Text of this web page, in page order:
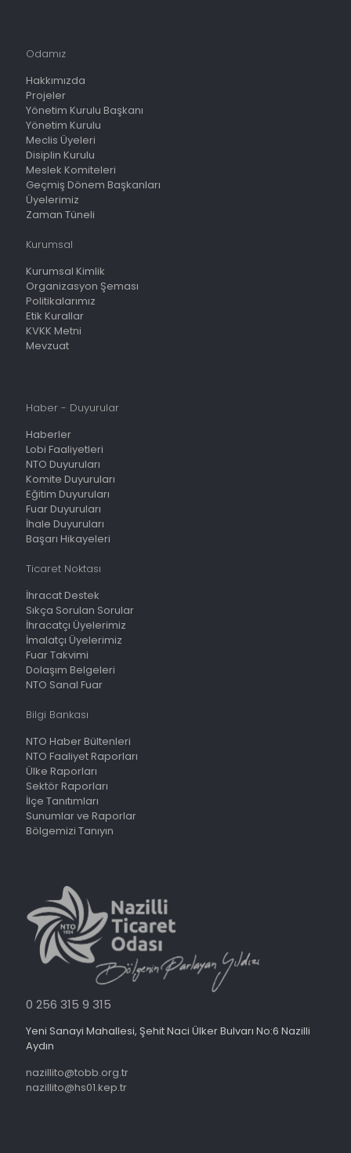
Odamız
Hakkımızda
Projeler
Yönetim Kurulu Başkanı
Yönetim Kurulu
Meclis Üyeleri
Disiplin Kurulu
Meslek Komiteleri
Geçmiş Dönem Başkanları
Üyelerimiz
Zaman Tüneli
Kurumsal
Kurumsal Kimlik
Organizasyon Şeması
Politikalarımız
Etik Kurallar
KVKK Metni
Mevzuat
Haber - Duyurular
Haberler
Lobi Faaliyetleri
NTO Duyuruları
Komite Duyuruları
Eğitim Duyuruları
Fuar Duyuruları
İhale Duyuruları
Başarı Hikayeleri
Ticaret Noktası
İhracat Destek
Sıkça Sorulan Sorular
İhracatçı Üyelerimiz
İmalatçı Üyelerimiz
Fuar Takvimi
Dolaşım Belgeleri
NTO Sanal Fuar
Bilgi Bankası
NTO Haber Bültenleri
NTO Faaliyet Raporları
Ülke Raporları
Sektör Raporları
İlçe Tanıtımları
Sunumlar ve Raporlar
Bölgemizi Tanıyın
0 256 315 9 315
Yeni Sanayi Mahallesi, Şehit Naci Ülker Bulvarı No:6 Nazilli
Aydın
nazillito@tobb.org.tr
nazillito@hs01.kep.tr